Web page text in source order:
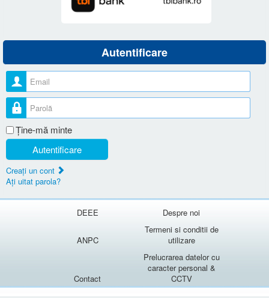
Autentificare
Nume utilizator
Parolă
Ţine-mă minte
Autentificare
Creaţi un cont
Aţi uitat parola?
DEEE Despre noi
ANPC
Termeni si conditii de
utilizare
Contact
Prelucrarea datelor cu
caracter personal &
CCTV